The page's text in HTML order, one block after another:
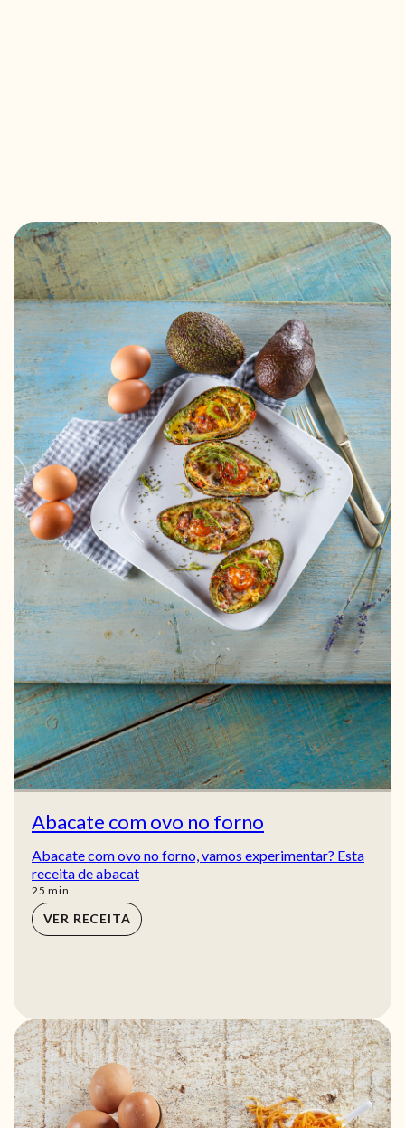
Abacate com ovo no forno
Abacate com ovo no forno, vamos experimentar? Esta
receita de abacat
25 min
min
VER RECEITA